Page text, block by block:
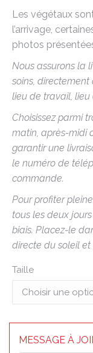
Les végétaux
l’arrivage,
photos
Nous assurons la
soins, directement
lieu de travail, lieu
Choisissez parmi
matin, après-midi
garantir une
le numéro de
commande.
Pour profiter
tous les deux
biais. Placez-le
directe du soleil et
Taille
MESSAGE À